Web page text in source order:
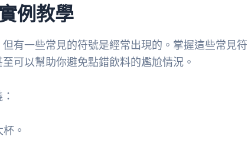
例教學
有一些常見的符號是經常出現的。掌握這些常見符
可以幫助你避免點錯飲料的尷尬情況。
。